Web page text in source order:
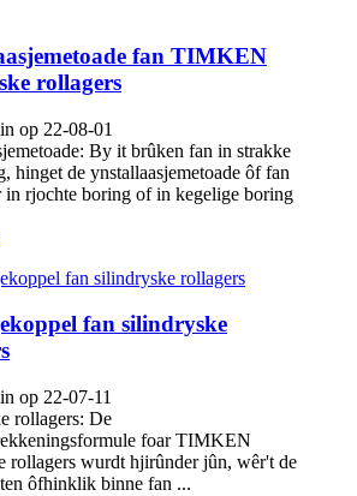
fan TIMKEN
rollagers
op 22-08-01
By it brûken fan in strakke
hinget de ynstallaasjemetoade ôf fan
in rjochte boring of in kegelige boring
fan silindryske
op 22-07-11
rollagers: De
foar TIMKEN
rollagers wurdt hjirûnder jûn, wêr't de
ôfhinklik binne fan ...